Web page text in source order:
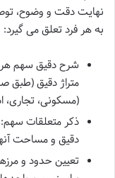
نهایت دقت و وضوح،
به هر فرد تعلق می گیرد:
شرح دقیق سهم هر
متراژ دقیق (طبق
(مسکونی، تجاری،
ذکر متعلقات سهم:
دقیق و مساحت
تعیین حدود و